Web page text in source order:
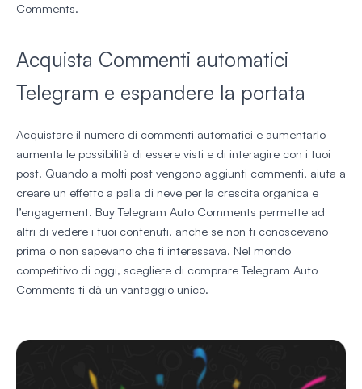
Comments.
Acquista Commenti automatici
Telegram e espandere la portata
Acquistare il numero di commenti automatici e aumentarlo
aumenta le possibilità di essere visti e di interagire con i tuoi
post. Quando a molti post vengono aggiunti commenti, aiuta a
creare un effetto a palla di neve per la crescita organica e
l’engagement. Buy Telegram Auto Comments permette ad
altri di vedere i tuoi contenuti, anche se non ti conoscevano
prima o non sapevano che ti interessava. Nel mondo
competitivo di oggi, scegliere di comprare Telegram Auto
Comments ti dà un vantaggio unico.